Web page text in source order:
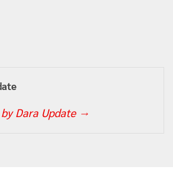
Dara Update →